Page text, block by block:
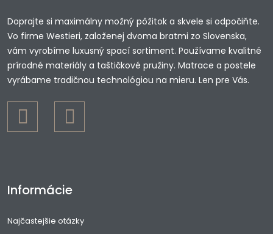
Doprajte si maximálny možný pôžitok a skvele si odpočiňte.
Vo firme Westieri, založenej dvoma bratmi zo Slovenska,
vám vyrobíme luxusný spací sortiment. Používame kvalitné
prírodné materiály a taštičkové pružiny. Matrace a postele
vyrábame tradičnou technológiou na mieru. Len pre Vás.
Informácie
Najčastejšie otázky